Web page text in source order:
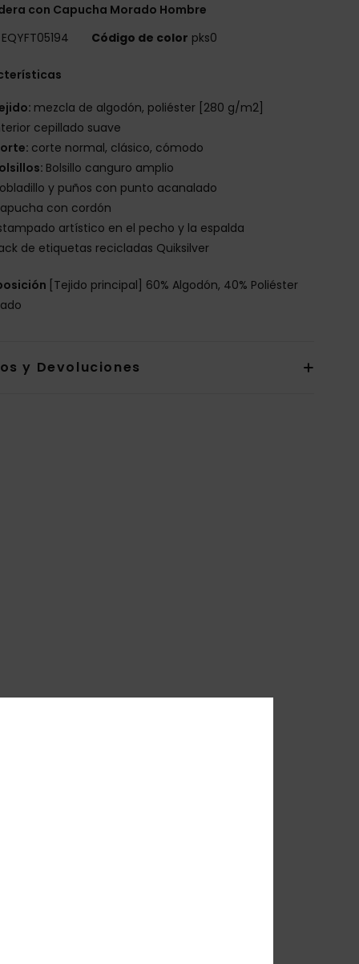
con Capucha Morado Hombre
EQYFT05194 Código de color pks0
mezcla de algodón, poliéster [280 g/m2]
cepillado suave
corte normal, clásico, cómodo
Bolsillo canguro amplio
y puños con punto acanalado
con cordón
artístico en el pecho y la espalda
de etiquetas recicladas Quiksilver
[Tejido principal] 60% Algodón, 40% Poliéster
y Devoluciones